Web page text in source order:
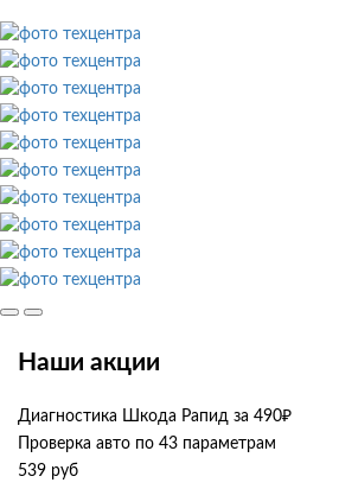
Наши акции
Диагностика Шкода Рапид за 490₽
Проверка авто по 43 параметрам
539 руб